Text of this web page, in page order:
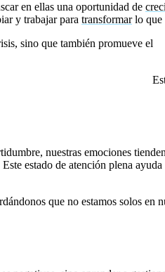
en ellas una oportunidad de
y trabajar para transformarlo que
sino que también promueve el
nuestras emociones
estado de atención plena
que no estamos solos en